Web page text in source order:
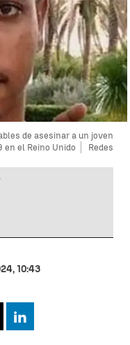
de asesinar a un joven
en el Reino Unido
Redes
10:43
Linkedin